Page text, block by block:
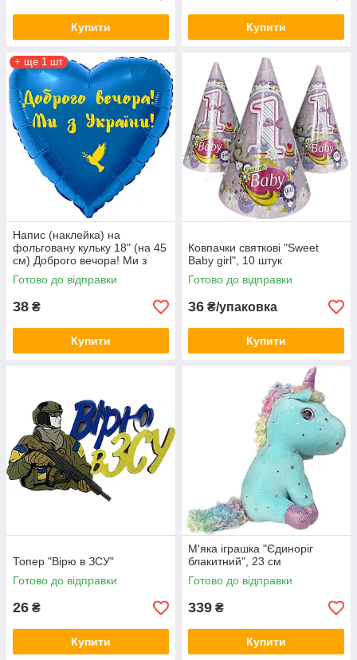
Купити Купити
+ ще 1 шт
Напис (наклейка) на
фольговану кульку 18" (на 45
см) Доброго вечора! Ми з
України! (будь-який колір)
Готово до відправки
38 ₴
Купити
Ковпачки святкові "Sweet
Baby girl", 10 штук
Готово до відправки
36 ₴/упаковка
Купити
Топер "Вірю в ЗСУ"
Готово до відправки
26 ₴
Купити
М'яка іграшка "Єдиноріг
блакитний", 23 см
Готово до відправки
339 ₴
Купити